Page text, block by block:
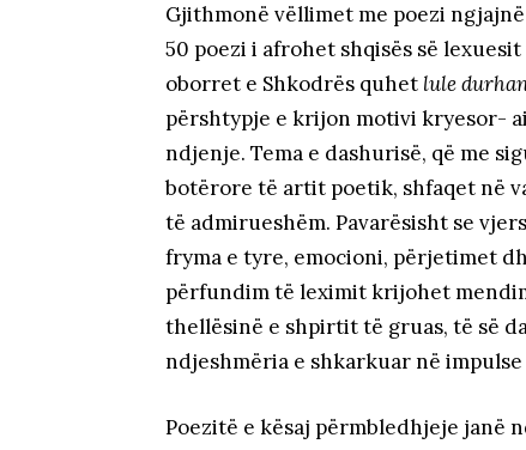
Gjithmonë vëllimet me poezi
50 poezi i afrohet shqisës së
oborret e Shkodrës quhet lule
përshtypje e krijon motivi kryesor-
ndjenje. Tema e dashurisë, që me
botërore të artit poetik, shfaqet në
të admirueshëm. Pavarësisht se
fryma e tyre, emocioni, përjetimet
përfundim të leximit krijohet
thellësinë e shpirtit të gruas, të së
ndjeshmëria e shkarkuar në
Poezitë e kësaj përmbledhjeje janë